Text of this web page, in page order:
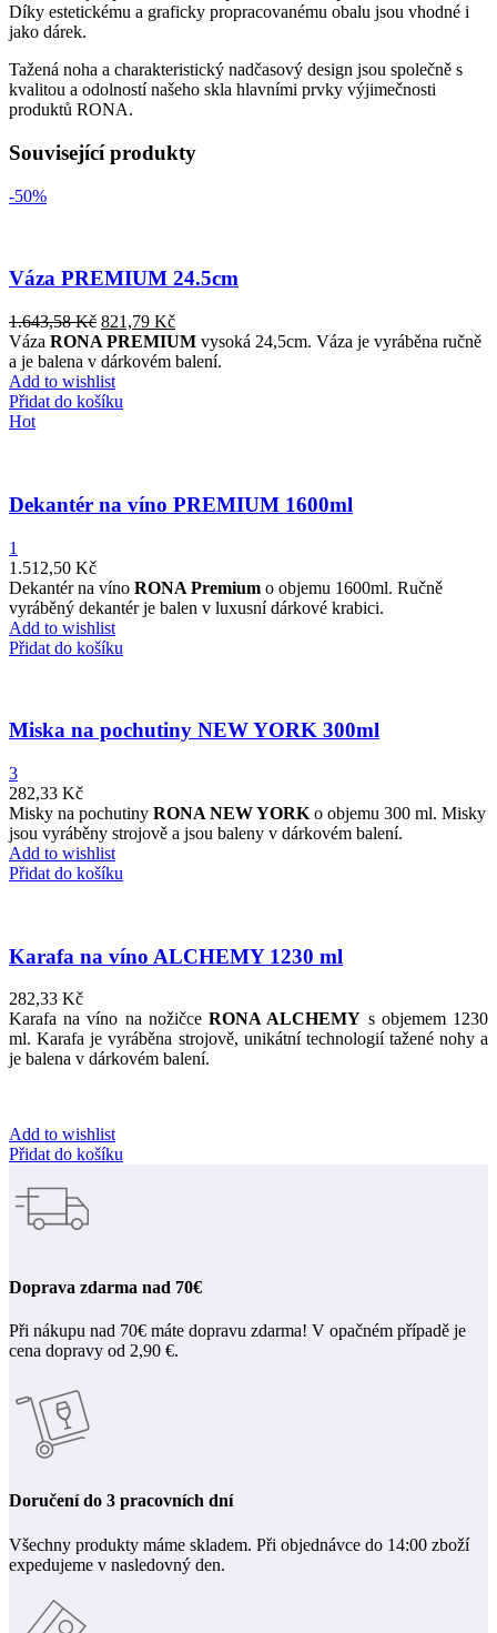
Díky estetickému a graficky propracovanému obalu jsou vhodné i
jako dárek.
Tažená noha a charakteristický nadčasový design jsou společně s
kvalitou a odolností našeho skla hlavními prvky výjimečnosti
produktů RONA.
Související produkty
-50%
Váza PREMIUM 24.5cm
1.643,58Kč 821,79 Kč
Váza RONA PREMIUM vysoká 24,5cm. Váza je vyráběna ručně
a je balena v dárkovém balení.
Add to wishlist
Přidat do košíku
Hot
Dekantér na víno PREMIUM 1600ml
1
1.512,50 Kč
Dekantér na víno RONA Premium o objemu 1600ml. Ručně
vyráběný dekantér je balen v luxusní dárkové krabici.
Add to wishlist
Přidat do košíku
Miska na pochutiny NEW YORK 300ml
3
282,33 Kč
Misky na pochutiny RONA NEW YORK o objemu 300 ml. Misky
jsou vyráběny strojově a jsou baleny v dárkovém balení.
Add to wishlist
Přidat do košíku
Karafa na víno ALCHEMY 1230 ml
282,33 Kč
Karafa na víno na nožičce RONA ALCHEMY s objemem 1230
ml. Karafa je vyráběna strojově, unikátní technologií tažené nohy a
je balena v dárkovém balení.
Add to wishlist
Přidat do košíku
Doprava zdarma nad 70€
Při nákupu nad 70€ máte dopravu zdarma! V opačném případě je
cena dopravy od 2,90 €.
Doručení do 3 pracovních dní
Všechny produkty máme skladem. Při objednávce do 14:00 zboží
expedujeme v nasledovný den.